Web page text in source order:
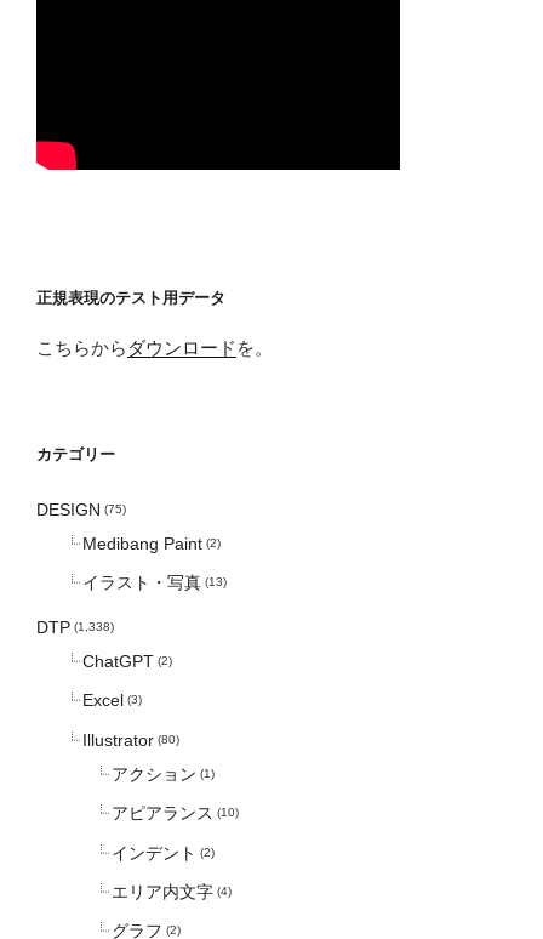
正規表現のテスト用データ
こちらから ダウンロード を。
カテゴリー
DESIGN (75)
Medibang Paint (2)
イラスト・写真 (13)
DTP (1,338)
ChatGPT (2)
Excel (3)
Illustrator (80)
アクション (1)
アピアランス (10)
インデント (2)
エリア内文字 (4)
グラフ (2)